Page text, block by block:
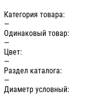
Категория товара:
—
Одинаковый товар:
—
Цвет:
—
Раздел каталога:
—
Диаметр условный: